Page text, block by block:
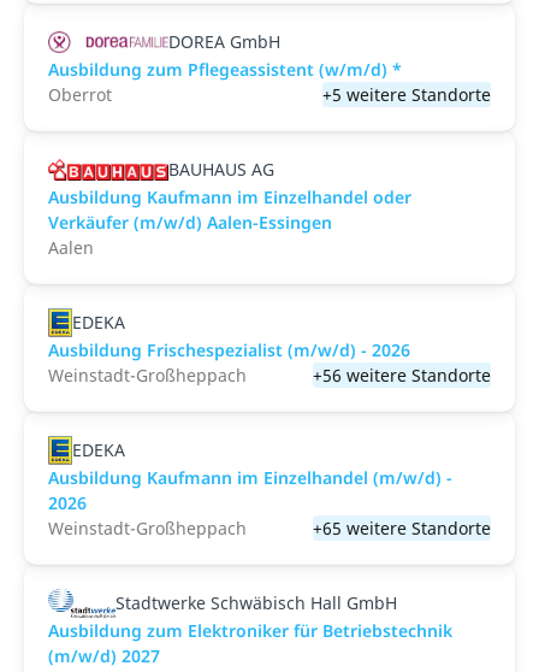
DOREA GmbH
Ausbildung zum Pflegeassistent (w/m/d) *
Oberrot
+5 weitere Standorte
BAUHAUS AG
Ausbildung Kaufmann im Einzelhandel oder
Verkäufer (m/w/d) Aalen-Essingen
Aalen
EDEKA
Ausbildung Frischespezialist (m/w/d) - 2026
Weinstadt-Großheppach
+56 weitere Standorte
EDEKA
Ausbildung Kaufmann im Einzelhandel (m/w/d) -
2026
Weinstadt-Großheppach
+65 weitere Standorte
Stadtwerke Schwäbisch Hall GmbH
Ausbildung zum Elektroniker für Betriebstechnik
(m/w/d) 2027